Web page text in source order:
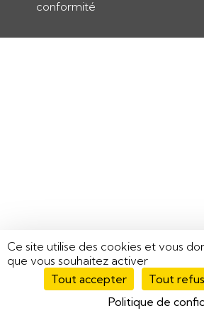
conformité
Ce site utilise des cookies et vous
que vous souhaitez activer
Tout accepter
Tout
Politique de